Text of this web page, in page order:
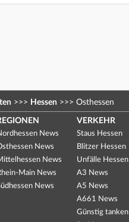
>>> Hessen >>> Osthessen
News
News
News
Main News
News
VERKEHR
Staus Hessen
Blitzer Hessen
Unfälle Hessen
A3 News
A5 News
A661 News
Günstig tanken